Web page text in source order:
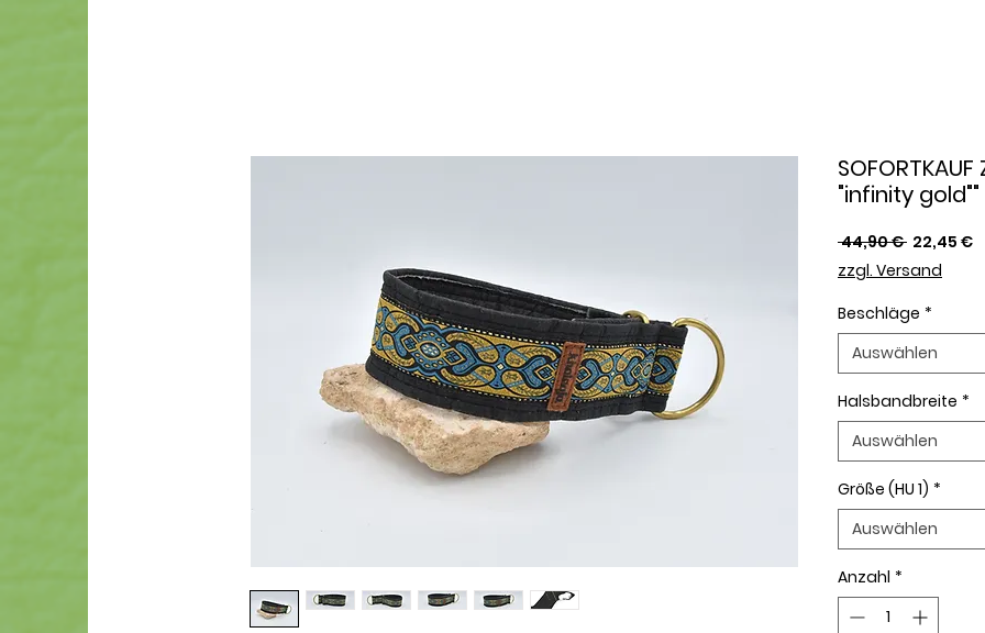
"infinity gold""
44,90 € 22,45 €
zzgl. Versand
Beschläge *
Auswählen
Halsbandbreite *
Auswählen
Größe (HU 1) *
Auswählen
Anzahl *